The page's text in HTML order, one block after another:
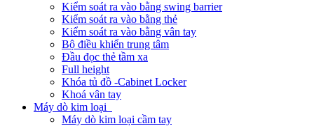
Kiểm soát ra vào bằng swing barrier
Kiểm soát ra vào bằng thẻ
Kiểm soát ra vào bằng vân tay
Bộ điều khiển trung tâm
Đầu đọc thẻ tầm xa
Full height
Khóa tủ đồ -Cabinet Locker
Khoá vân tay
Máy dò kim loại
Máy dò kim loại cầm tay